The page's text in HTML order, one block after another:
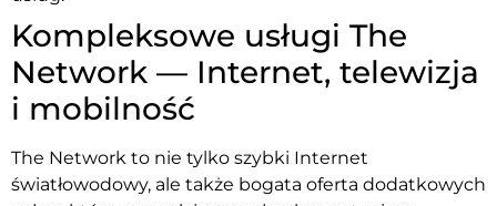
Kompleksowe usługi The
Network — Internet, telewizja
i mobilność
The Network to nie tylko szybki Internet
światłowodowy, ale także bogata oferta dodatkowych